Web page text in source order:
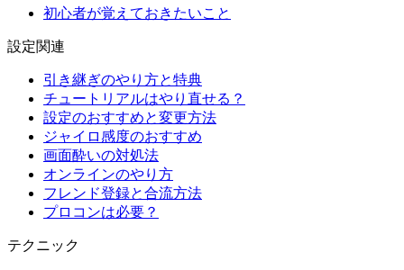
初心者が覚えておきたいこと
設定関連
引き継ぎのやり方と特典
チュートリアルはやり直せる？
設定のおすすめと変更方法
ジャイロ感度のおすすめ
画面酔いの対処法
オンラインのやり方
フレンド登録と合流方法
プロコンは必要？
テクニック